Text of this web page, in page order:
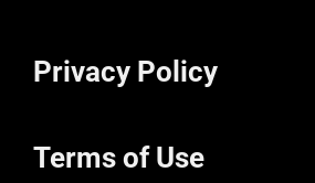
Privacy Policy
Terms of Use